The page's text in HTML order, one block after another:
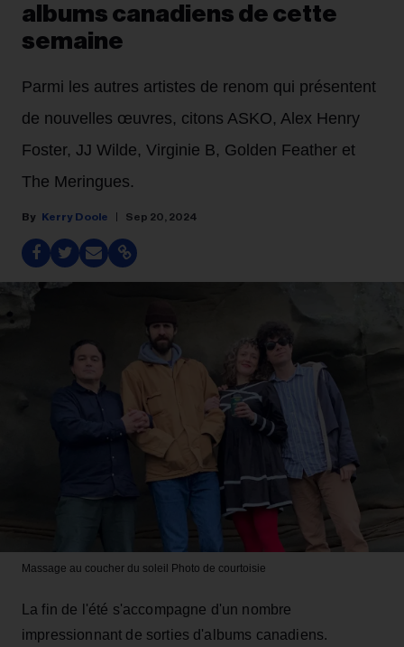
albums canadiens de cette
semaine
Parmi les autres artistes de renom qui présentent
de nouvelles œuvres, citons ASKO, Alex Henry
Foster, JJ Wilde, Virginie B, Golden Feather et
The Meringues.
Kerry Doole Sep 20, 2024
Massage au coucher du soleil Photo de courtoisie
La fin de l'été s'accompagne d'un nombre
impressionnant de sorties d'albums canadiens.